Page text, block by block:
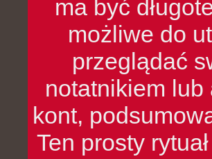
ma być
możliwe do
przeglądać
notatnikiem
kont,
Ten prosty